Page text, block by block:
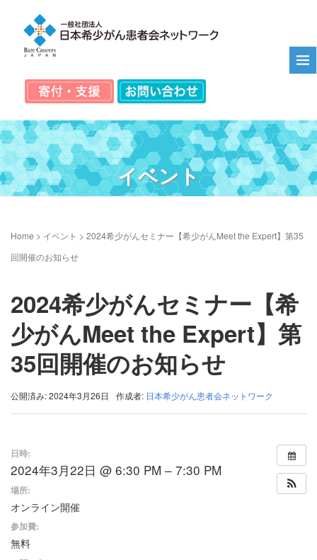
イベント
Home > イベント > 2024希少がんセミナー【希少がんMeet the Expert】第35
回開催のお知らせ
2024希少がんセミナー【希
少がんMeet the Expert】第
35回開催のお知らせ
公開済み: 2024年3月26日 作成者: 日本希少がん患者会ネットワーク
日時:
2024年3月22日 @ 6:30 PM – 7:30 PM
場所:
オンライン開催
参加費:
無料